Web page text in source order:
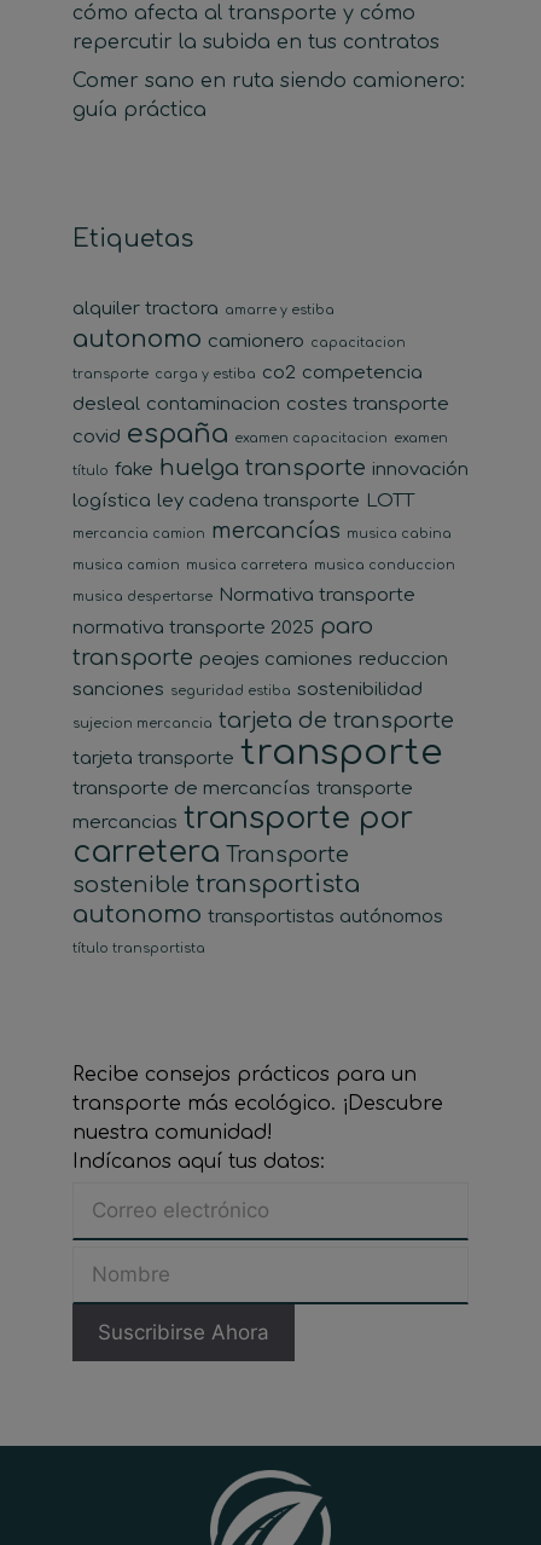
cómo afecta al transporte y cómo
repercutir la subida en tus contratos
Comer sano en ruta siendo camionero:
guía práctica
Etiquetas
alquiler tractora amarre y estiba
autonomo camionero capacitacion
transporte carga y estiba co2 competencia
desleal contaminacion costes transporte
covid españa examen capacitacion examen
título fake huelga transporte innovación
logística ley cadena transporte LOTT
mercancia camion mercancías musica cabina
musica camion musica carretera musica conduccion
musica despertarse
Normativa transporte
normativa transporte 2025 paro
transporte peajes camiones reduccion
sanciones
seguridad estiba sostenibilidad
sujecion mercancia tarjeta de transporte
tarjeta transporte transporte
transporte de mercancías transporte
mercancias transporte por
carretera Transporte
sostenible transportista
autonomo transportistas autónomos
título transportista
Recibe consejos prácticos para un
transporte más ecológico. ¡Descubre
nuestra comunidad!
Indícanos aquí tus datos: